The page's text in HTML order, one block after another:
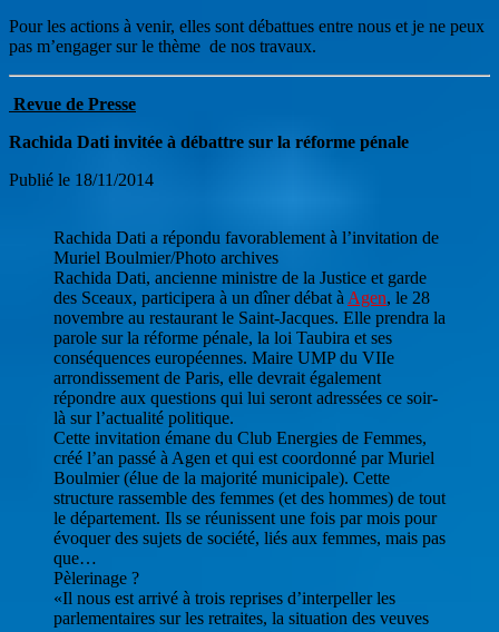
Pour les actions à venir, elles sont débattues entre nous et je ne peux
pas m’engager sur le thème de nos travaux.
Revue de Presse
Rachida Dati invitée à débattre sur la réforme pénale
Publié le 18/11/2014
Rachida Dati a répondu favorablement à l’invitation de
Muriel Boulmier/Photo archives
Rachida Dati, ancienne ministre de la Justice et garde
des Sceaux, participera à un dîner débat à Agen, le 28
novembre au restaurant le Saint-Jacques. Elle prendra la
parole sur la réforme pénale, la loi Taubira et ses
conséquences européennes. Maire UMP du VIIe
arrondissement de Paris, elle devrait également
répondre aux questions qui lui seront adressées ce soir-
là sur l’actualité politique.
Cette invitation émane du Club Energies de Femmes,
créé l’an passé à Agen et qui est coordonné par Muriel
Boulmier (élue de la majorité municipale). Cette
structure rassemble des femmes (et des hommes) de tout
le département. Ils se réunissent une fois par mois pour
évoquer des sujets de société, liés aux femmes, mais pas
que…
Pèlerinage ?
«Il nous est arrivé à trois reprises d’interpeller les
parlementaires sur les retraites, la situation des veuves